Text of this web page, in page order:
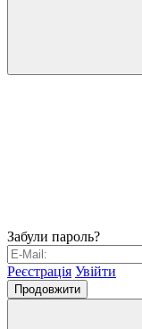
Забули пароль?
Реєстрація Увійти
Продовжити